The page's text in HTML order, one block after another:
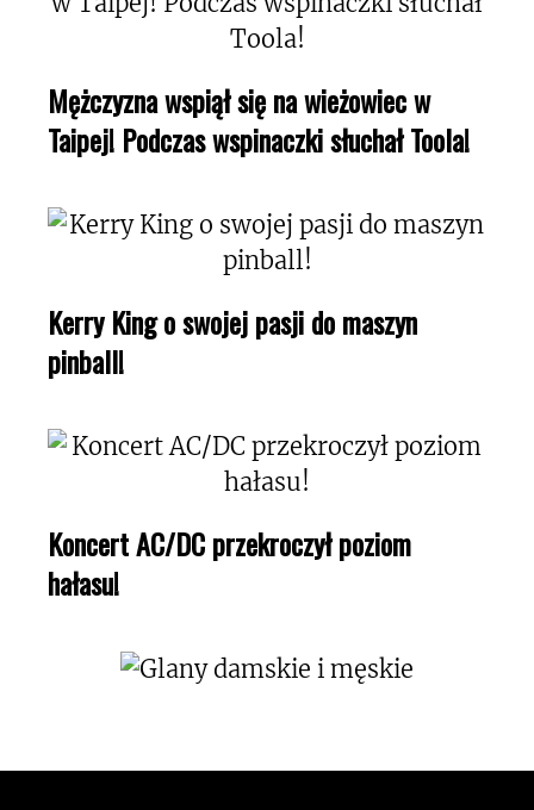
Mężczyzna wspiął się na wieżowiec w
Taipej! Podczas wspinaczki słuchał Toola!
Kerry King o swojej pasji do maszyn
pinball!
Koncert AC/DC przekroczył poziom
hałasu!